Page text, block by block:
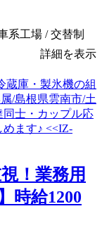
系工場 / 交替制
詳細を表示
！業務用
時給1200